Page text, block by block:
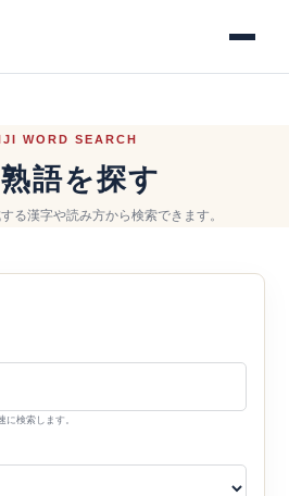
WORD SEARCH
語を探す
る漢字や読み方から検索できます。
検索します。